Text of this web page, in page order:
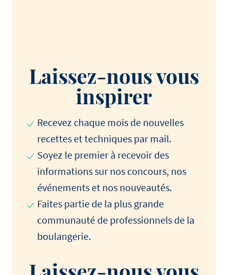
Laissez-nous vous
inspirer
Recevez chaque mois de nouvelles
recettes et techniques par mail.
Soyez le premier à recevoir des
informations sur nos concours, nos
événements et nos nouveautés.
Faites partie de la plus grande
communauté de professionnels de la
boulangerie.